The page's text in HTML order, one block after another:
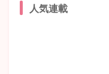
人気連載